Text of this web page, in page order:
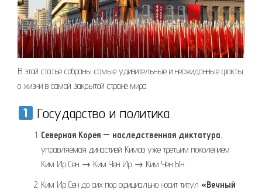
В этой статье собраны самые удивительные и неожиданные факты
о жизни в самой закрытой стране мира.
Государство и политика
Северная Корея — наследственная диктатура,
управляемая династией Кимов уже третьим поколением:
Ким Ир Сен → Ким Чен Ир → Ким Чен Ын.
Ким Ир Сен до сих пор официально носит титул «Вечный